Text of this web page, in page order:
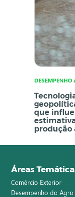
DESEMPENHO
que
produção
Áreas
Comércio Exterior
Desempenho do Agro